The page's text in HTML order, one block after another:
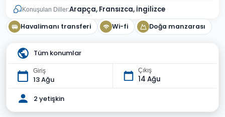
Konuşulan Diller:Arapça, Fransızca, İngilizce
Havalimanı transferi Wi-fi Doğa manzarası
Tüm konumlar
Giriş
13 Ağu
Çıkış
14 Ağu
2 yetişkin